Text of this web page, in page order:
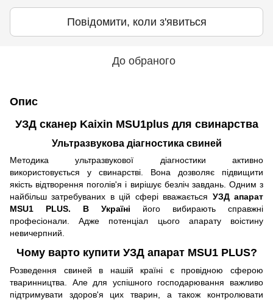
Повідомити, коли з'явиться
До обраного
Опис
УЗД сканер Kaixin MSU1plus для свинарства
Ультразвукова діагностика свиней
Методика ультразвукової діагностики активно
використовується у свинарстві. Вона дозволяє підвищити
якість відтворення поголів'я і вирішує безліч завдань. Одним з
найбільш затребуваних в цій сфері вважається УЗД апарат
MSU1 PLUS. В Україні його вибирають справжні
професіонали. Адже потенціал цього апарату воістину
невичерпний.
Чому варто купити УЗД апарат MSU1 PLUS?
Розведення свиней в нашій країні є провідною сферою
тваринництва. Але для успішного господарювання важливо
підтримувати здоров'я цих тварин, а також контролювати